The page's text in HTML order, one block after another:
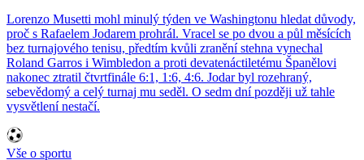
Lorenzo Musetti mohl minulý týden ve Washingtonu hledat důvody,
proč s Rafaelem Jodarem prohrál. Vracel se po dvou a půl měsících
bez turnajového tenisu, předtím kvůli zranění stehna vynechal
Roland Garros i Wimbledon a proti devatenáctiletému Španělovi
nakonec ztratil čtvrtfinále 6:1, 1:6, 4:6. Jodar byl rozehraný,
sebevědomý a celý turnaj mu seděl. O sedm dní později už tahle
vysvětlení nestačí.
Vše o sportu